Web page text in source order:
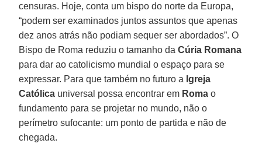
censuras. Hoje, conta um bispo do norte da Europa,
“podem ser examinados juntos assuntos que apenas
dez anos atrás não podiam sequer ser abordados”. O
Bispo de Roma reduziu o tamanho daCúria Romana
para dar ao catolicismo mundial o espaço para se
expressar. Para que também no futuro a Igreja
Católica universal possa encontrar em Roma o
fundamento para se projetar no mundo, não o
perímetro sufocante: um ponto de partida e não de
chegada.